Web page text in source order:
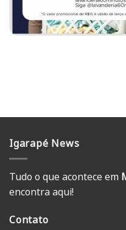
Igarapé News
Tudo o que acontece em
encontra aqui!
Contato